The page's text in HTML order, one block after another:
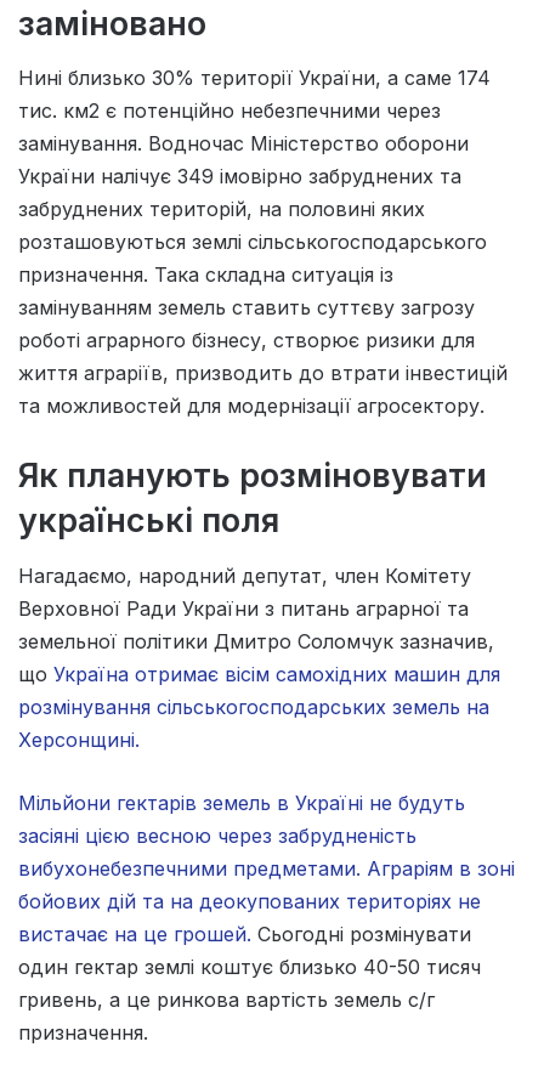
заміновано
Нині близько 30% території України, а саме 174
тис. км2 є потенційно небезпечними через
замінування. Водночас Міністерство оборони
України налічує 349 імовірно забруднених та
забруднених територій, на половині яких
розташовуються землі сільськогосподарського
призначення. Така складна ситуація із
замінуванням земель ставить суттєву загрозу
роботі аграрного бізнесу, створює ризики для
життя аграріїв, призводить до втрати інвестицій
та можливостей для модернізації агросектору.
Як планують розміновувати
українські поля
Нагадаємо, народний депутат, член Комітету
Верховної Ради України з питань аграрної та
земельної політики Дмитро Соломчук зазначив,
що Україна отримає вісім самохідних машин для
розмінування сільськогосподарських земель на
Херсонщині.
Мільйони гектарів земель в Україні не будуть
засіяні цією весною через забрудненість
вибухонебезпечними предметами. Аграріям в зоні
бойових дій та на деокупованих територіях не
вистачає на це грошей. Сьогодні розмінувати
один гектар землі коштує близько 40-50 тисяч
гривень, а це ринкова вартість земель с/г
призначення.